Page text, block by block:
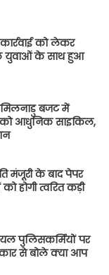
को लेकर
युवाओं के साथ हुआ
बजट में
को आधुनिक साइकिल,
मंजूरी के बाद पेपर
होगी त्वरित कड़ी
पुलिसकर्मियों पर
से बोले क्या आप